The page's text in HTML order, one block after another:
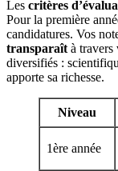
Les critères
Pour la première
candidatures. Vos
transparaît à travers
diversifiés :
apporte sa richesse.
Niveau
1ère année